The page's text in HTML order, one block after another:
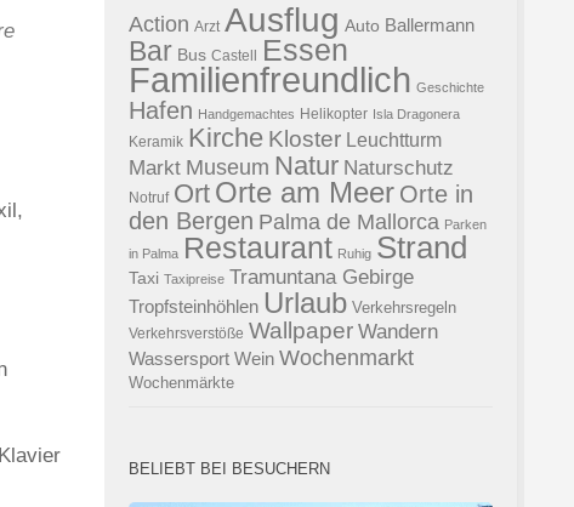
Action Arzt Ausflug Auto Ballermann
Bar Bus Castell Essen
Familienfreundlich Geschichte
Hafen Handgemachtes Helikopter Isla Dragonera
Keramik Kirche Kloster Leuchtturm
Markt Museum Natur Naturschutz
Notruf Ort Orte am Meer Orte in
den Bergen Palma de Mallorca Parken
in Palma Restaurant Ruhig Strand
Taxi Taxipreise Tramuntana Gebirge
Tropfsteinhöhlen Urlaub Verkehrsregeln
Verkehrsverstöße Wallpaper Wandern
Wassersport Wein Wochenmarkt
Wochenmärkte
BELIEBT BEI BESUCHERN